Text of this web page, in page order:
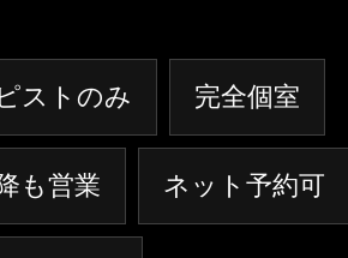
ストのみ 完全個室
も営業 ネット予約可